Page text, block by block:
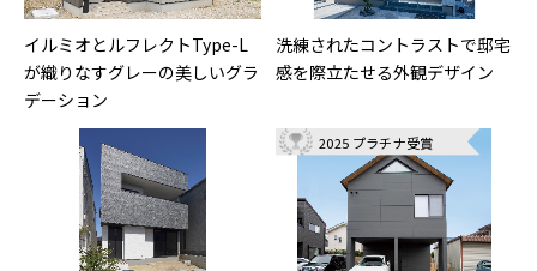
イルミオとルフレクトType-L
が織りなすグレーの美しいグラ
デーション
洗練されたコントラストで邸宅
感を際立たせる外観デザイン
2025 プラチナ受賞